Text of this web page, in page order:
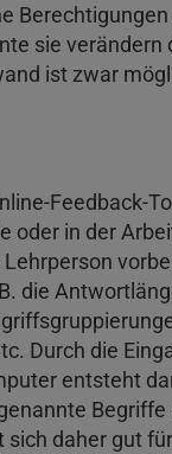
sie verändern
ist zwar
Feedback-
oder in der
die
Durch die
entsteht
sich daher gut